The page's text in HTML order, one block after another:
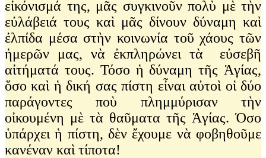
εἰκόνισμά της, μᾶς συγκινοῦν πολὺ μὲ τὴν
εὐλάβειά τους καὶ μᾶς δίνουν δύναμη καὶ
ἐλπίδα μέσα στὴν κοινωνία τοῦ χάους τῶν
ἡμερῶν μας, νὰ ἐκπληρώνει τὰ εὐσεβῆ
αἰτήματά τους. Τόσο ἡ δύναμη τῆς Ἁγίας,
ὅσο καὶ ἡ δική σας πίστη εἶναι αὐτοὶ οἱ δύο
παράγοντες ποὺ πλημμύρισαν τὴν
οἰκουμένη μὲ τὰ θαῦματα τῆς Ἁγίας. Ὁσο
ὑπάρχει ἡ πίστη, δὲν ἔχουμε νὰ φοβηθοῦμε
κανέναν καὶ τίποτα!